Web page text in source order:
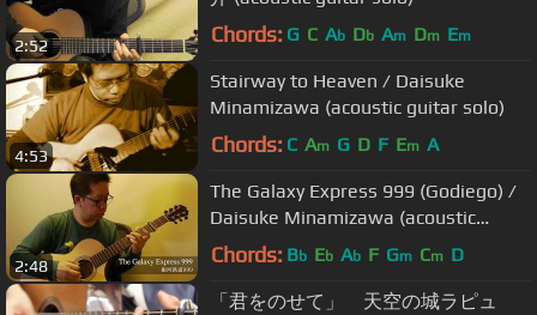
2:52 Chords: G C Ab Db Am Dm Em
4:53
Stairway to Heaven / Daisuke
Minamizawa (acoustic guitar solo)
Chords: C Am G D F Em A
2:48
The Galaxy Express 999 (Godiego) /
Daisuke Minamizawa (acoustic
guitar solo) 銀河鉄道999（ゴダイ
Chords: Bb Eb Ab F Gm Cm D
「君をのせて」 天空の城ラピュ